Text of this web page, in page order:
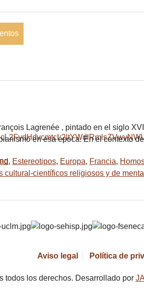
Lagrenée , pintado en el siglo
en esa época. En el contexto
, Estereotipos, Europa, Francia,
cultural-científicos religiosos y de
Aviso legal Política de
todos los derechos. Desarrollado por